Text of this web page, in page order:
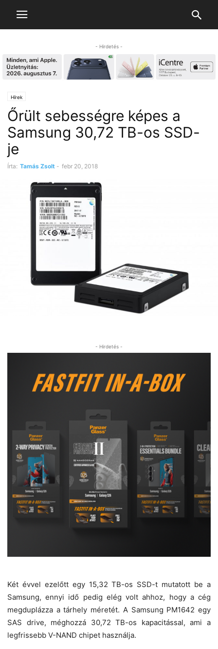
- Hirdetés -
Hírek
Őrült sebességre képes a
Samsung 30,72 TB-os SSD-
je
Írta: Tamás Zsolt - febr 20, 2018
- Hirdetés -
Két évvel ezelőtt egy 15,32 TB-os SSD-t mutatott be a
Samsung, ennyi idő pedig elég volt ahhoz, hogy a cég
megduplázza a tárhely méretét. A Samsung PM1642 egy
SAS drive, méghozzá 30,72 TB-os kapacitással, ami a
legfrissebb V-NAND chipet használja.